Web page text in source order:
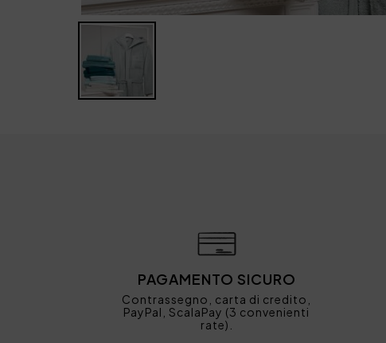
PAGAMENTO SICURO
Contrassegno, carta di credito,
PayPal, ScalaPay (3 convenienti
rate).